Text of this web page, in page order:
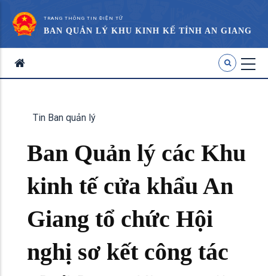
TRANG THÔNG TIN ĐIỆN TỬ
BAN QUẢN LÝ KHU KINH KẾ TỈNH AN GIANG
Tin Ban quản lý
Ban Quản lý các Khu
kinh tế cửa khẩu An
Giang tổ chức Hội
nghị sơ kết công tác